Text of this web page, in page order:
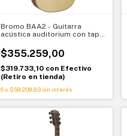
Bromo BAA2 - Guitarra
acústica auditorium con tapa
$355.259,00
$319.733,10 con Efectivo
(Retiro en tienda)
6x $59.209,83 sin interés